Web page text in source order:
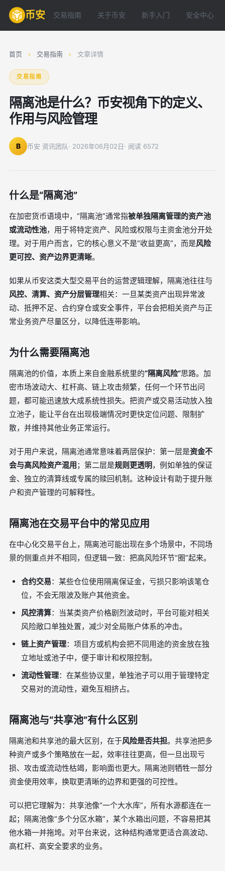
币安 交易指南 关于币安 新手入门 安全中心
首页 › 交易指南 › 文章详情
交易指南
隔离池是什么？币安视角下的定义、
作用与风险管理
B 币安 资讯团队· 2026年06月02日· 阅读 6572
什么是“隔离池”
在加密货币语境中，“隔离池”通常指被单独隔离管理的资产池
或流动性池，用于将特定资产、风险或权限与主资金池分开处
理。对于用户而言，它的核心意义不是“收益更高”，而是风险
更可控、资产边界更清晰。
如果从币安这类大型交易平台的运营逻辑理解，隔离池往往与
风控、清算、资产分层管理相关：一旦某类资产出现异常波
动、抵押不足、合约穿仓或安全事件，平台会把相关资产与正
常业务资产尽量区分，以降低连带影响。
为什么需要隔离池
隔离池的价值，本质上来自金融系统里的“隔离风险”思路。加
密市场波动大、杠杆高、链上攻击频繁，任何一个环节出问
题，都可能迅速放大成系统性损失。把资产或交易活动放入独
立池子，能让平台在出现极端情况时更快定位问题、限制扩
散，并维持其他业务正常运行。
对于用户来说，隔离池通常意味着两层保护：第一层是资金不
会与高风险资产混用；第二层是规则更透明，例如单独的保证
金、独立的清算线或专属的赎回机制。这种设计有助于提升账
户和资产管理的可解释性。
隔离池在交易平台中的常见应用
在中心化交易平台上，隔离池可能出现在多个场景中，不同场
景的侧重点并不相同，但逻辑一致：把高风险环节“圈”起来。
合约交易：某些仓位使用隔离保证金，亏损只影响该笔仓
位，不会无限波及账户其他资金。
风控清算：当某类资产价格剧烈波动时，平台可能对相关
风险敞口单独处置，减少对全局账户体系的冲击。
链上资产管理：项目方或机构会把不同用途的资金放在独
立地址或池子中，便于审计和权限控制。
流动性管理：在某些协议里，单独池子可以用于管理特定
交易对的流动性，避免互相挤占。
隔离池与“共享池”有什么区别
隔离池和共享池的最大区别，在于风险是否共担。共享池把多
种资产或多个策略放在一起，效率往往更高，但一旦出现亏
损、攻击或流动性枯竭，影响面也更大。隔离池则牺牲一部分
资金使用效率，换取更清晰的边界和更强的可控性。
可以把它理解为：共享池像“一个大水库”，所有水源都连在一
起；隔离池像“多个分区水箱”，某个水箱出问题，不容易把其
他水箱一并拖垮。对平台来说，这种结构通常更适合高波动、
高杠杆、高安全要求的业务。